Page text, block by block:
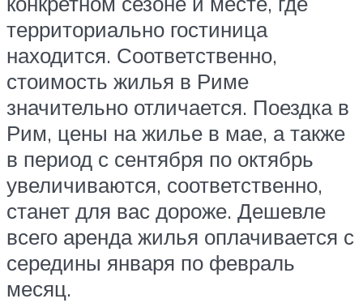
территориально гостиница
находится. Соответственно,
стоимость жилья в Риме
значительно отличается. Поездка в
Рим, цены на жилье в мае, а также
в период с сентября по октябрь
увеличиваются, соответственно,
станет для вас дороже. Дешевле
всего аренда жилья оплачивается с
середины января по февраль
месяц.